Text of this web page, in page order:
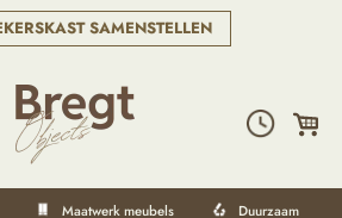
SAMENSTELLEN
Maatwerk meubels
Duurzaam